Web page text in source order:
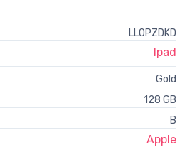
LL0PZDKD
Ipad
Gold
128 GB
B
Apple